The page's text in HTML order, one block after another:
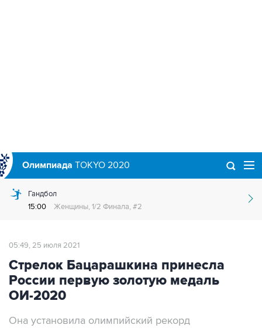
Олимпиада TOKYO 2020
Гандбол
15:00
Женщины, 1/2 Финала, #2
05:49, 25 июля 2021
Стрелок Бацарашкина принесла
России первую золотую медаль
ОИ-2020
Она установила олимпийский рекорд